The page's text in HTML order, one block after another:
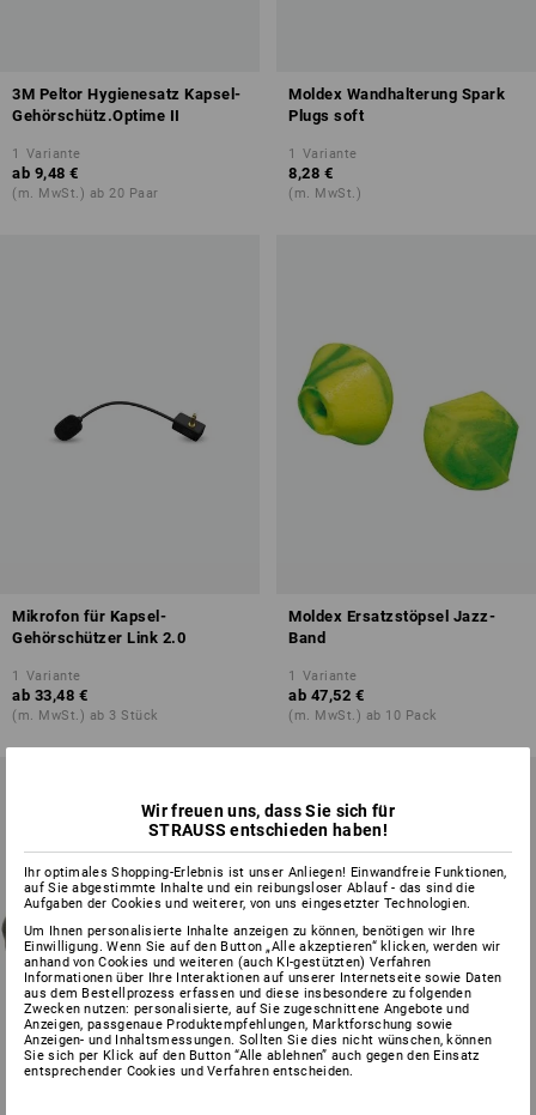
3M Peltor Hygienesatz Kapsel-
Gehörschütz.Optime II
1 Variante
ab 9,48 €
(m. MwSt.) ab 20 Paar
Moldex Wandhalterung Spark
Plugs soft
1 Variante
8,28 €
(m. MwSt.)
Mikrofon für Kapsel-
Gehörschützer Link 2.0
1 Variante
ab 33,48 €
(m. MwSt.) ab 3 Stück
Moldex Ersatzstöpsel Jazz-
Band
1 Variante
ab 47,52 €
(m. MwSt.) ab 10 Pack
Wir freuen uns, dass Sie sich für
STRAUSS entschieden haben!
Ihr optimales Shopping-Erlebnis ist unser Anliegen! Einwandfreie Funktionen,
auf Sie abgestimmte Inhalte und ein reibungsloser Ablauf - das sind die
Aufgaben der Cookies und weiterer, von uns eingesetzter Technologien.
Um Ihnen personalisierte Inhalte anzeigen zu können, benötigen wir Ihre
Einwilligung. Wenn Sie auf den Button „Alle akzeptieren“ klicken, werden wir
anhand von Cookies und weiteren (auch KI-gestützten) Verfahren
Informationen über Ihre Interaktionen auf unserer Internetseite sowie Daten
aus dem Bestellprozess erfassen und diese insbesondere zu folgenden
Zwecken nutzen: personalisierte, auf Sie zugeschnittene Angebote und
Anzeigen, passgenaue Produktempfehlungen, Marktforschung sowie
Anzeigen- und Inhaltsmessungen. Sollten Sie dies nicht wünschen, können
Sie sich per Klick auf den Button “Alle ablehnen” auch gegen den Einsatz
entsprechender Cookies und Verfahren entscheiden.